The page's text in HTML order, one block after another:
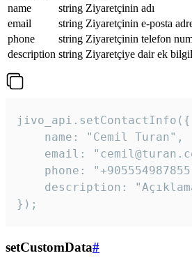
name
string Ziyaretçinin adı
email
string Ziyaretçinin e-posta
phone
string Ziyaretçinin telefon
description string Ziyaretçiye dair ek
jivo_api.setContactInfo({
    name: "Cemil Turan",
email:
phone:
description:
});
setCustomData#